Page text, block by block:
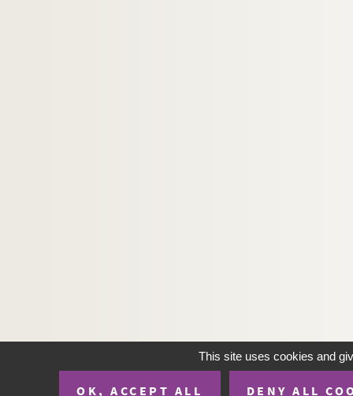
This site uses cookies and
OK, ACCEPT ALL DENY ALL